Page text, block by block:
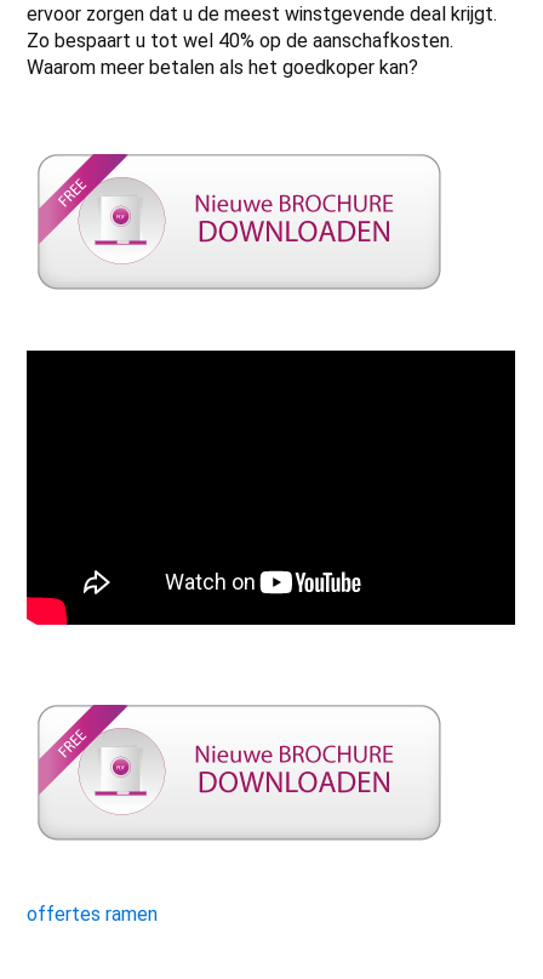
ervoor zorgen dat u de meest winstgevende deal krijgt.
Zo bespaart u tot wel 40% op de aanschafkosten.
Waarom meer betalen als het goedkoper kan?
offertes ramen